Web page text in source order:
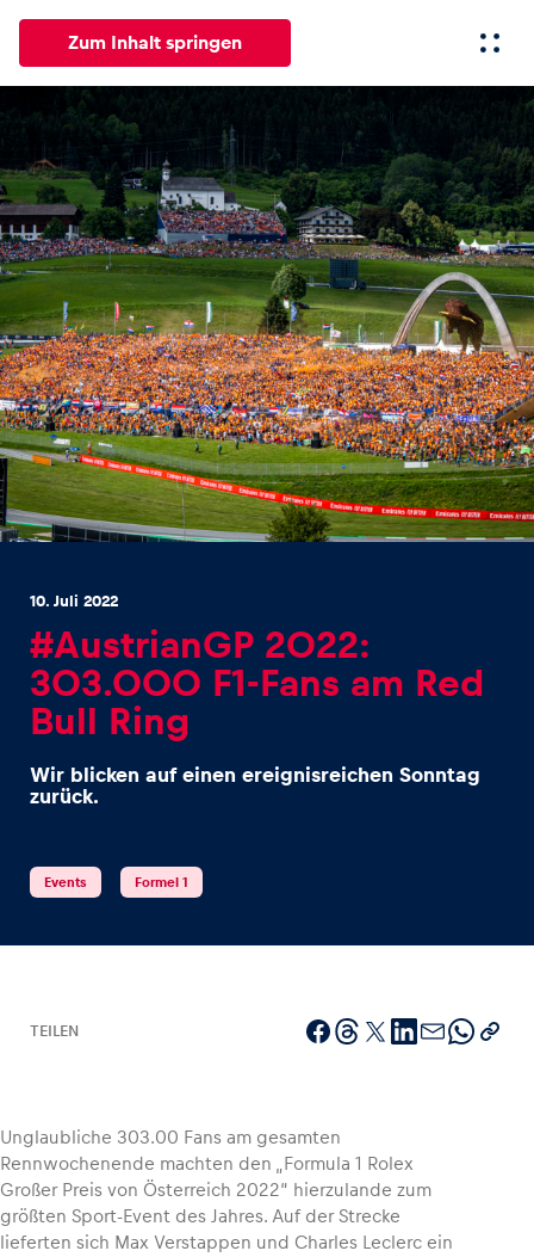
Zum Inhalt springen
Alle News Events Erlebnisse Seiten
News
Alle anzeigen
Events
Alle anzeigen
Erlebnisse
Fahrzeug
Alle anzeigen
10. Juli 2022
#AustrianGP 2022:
303.000 F1-Fans am Red
Bull Ring
Wir blicken auf einen ereignisreichen Sonntag
zurück.
Events Formel 1
TEILEN
Unglaubliche 303.00 Fans am gesamten
Rennwochenende machten den „Formula 1 Rolex
Großer Preis von Österreich 2022“ hierzulande zum
größten Sport-Event des Jahres. Auf der Strecke
lieferten sich Max Verstappen und Charles Leclerc ein